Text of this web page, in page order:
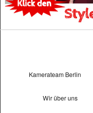
Kamerateam Berlin
Wir über uns